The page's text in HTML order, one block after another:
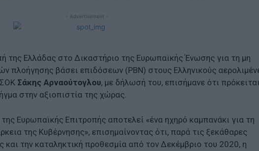
- Advertisement -
της Ελλάδας στο Δικαστήριο της Ευρωπαϊκής Ένωσης για τη μη
πλοήγησης βάσει επιδόσεων (PBN) στους Ελληνικούς
Σάκης Αρναούτογλου, με δήλωσή του, επισήμανε ότι πρόκειται
στην αξιοπιστία της χώρας.
Ευρωπαϊκής Επιτροπής αποτελεί «ένα ηχηρό καμπανάκι για τη
της Κυβέρνησης», επισημαίνοντας ότι, παρά τις ξεκάθαρες
την καταληκτική προθεσμία από τον Δεκέμβριο του 2020, η